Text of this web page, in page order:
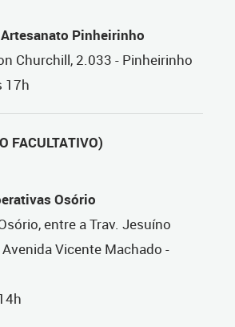
Pinheirinho
Churchill, 2.033 - Pinheirinho
17h
FACULTATIVO)
Osório
entre a Trav. Jesuíno
Vicente Machado -